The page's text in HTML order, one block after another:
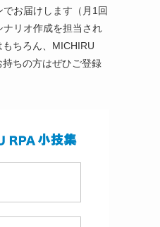
お届けします（月1回
リオ作成を担当され
ちろん、MICHIRU
ちの方はぜひご登録